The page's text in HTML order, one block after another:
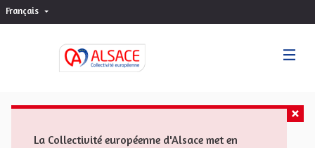
Français Choisir la langue
La Collectivité européenne d'Alsace met en